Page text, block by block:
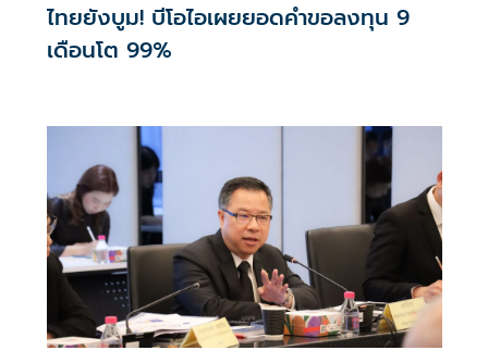
ไทยยังบูม! บีโอไอเผยยอดคำขอลงทุน 9
เดือนโต 99%